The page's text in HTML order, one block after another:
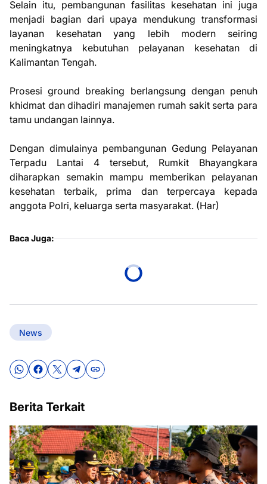
Selain itu, pembangunan fasilitas kesehatan ini juga
menjadi bagian dari upaya mendukung transformasi
layanan kesehatan yang lebih modern seiring
meningkatnya kebutuhan pelayanan kesehatan di
Kalimantan Tengah.
Prosesi ground breaking berlangsung dengan penuh
khidmat dan dihadiri manajemen rumah sakit serta para
tamu undangan lainnya.
Dengan dimulainya pembangunan Gedung Pelayanan
Terpadu Lantai 4 tersebut, Rumkit Bhayangkara
diharapkan semakin mampu memberikan pelayanan
kesehatan terbaik, prima dan terpercaya kepada
anggota Polri, keluarga serta masyarakat. (Har)
Baca Juga:
News
Berita Terkait